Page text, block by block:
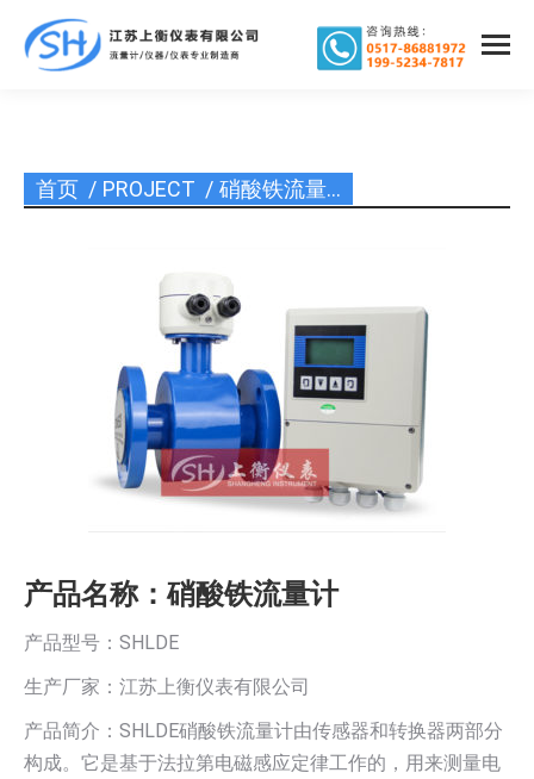
您在这里：
首页 PROJECT 硝酸铁流量…
产品名称：硝酸铁流量计
产品型号：SHLDE
生产厂家：江苏上衡仪表有限公司
产品简介：SHLDE硝酸铁流量计由传感器和转换器两部分
构成。它是基于法拉第电磁感应定律工作的，用来测量电